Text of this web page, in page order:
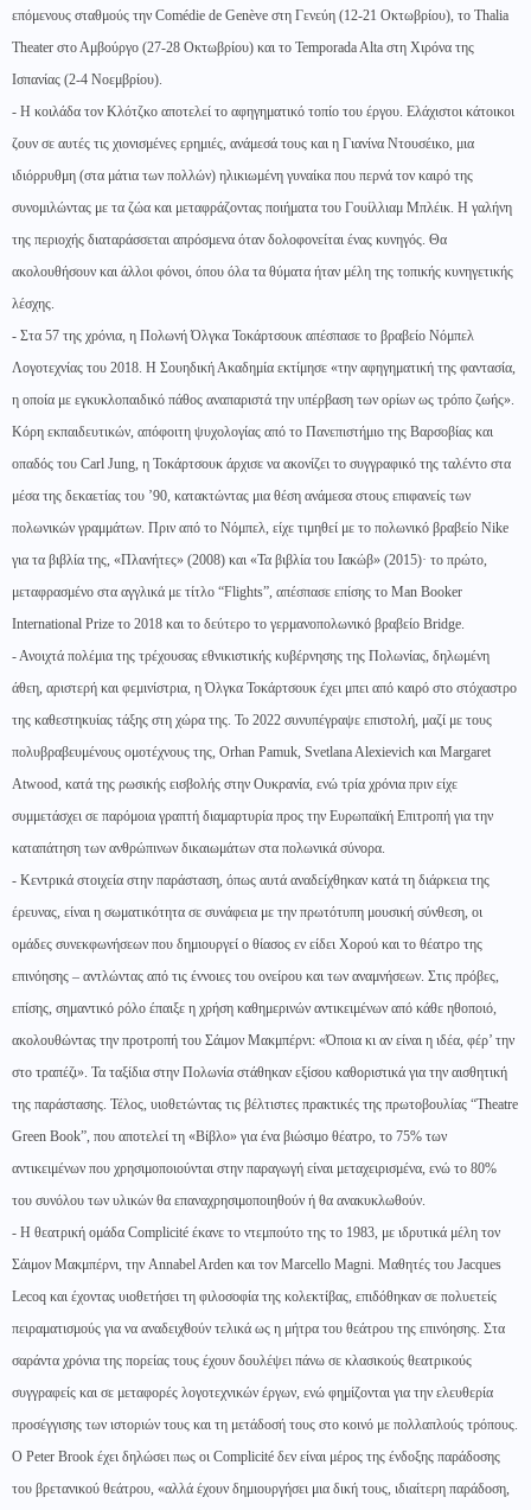
επόμενους σταθμούς την Comédie de Genève στη Γενεύη (12-21 Οκτωβρίου), το Thalia
Theater στο Αμβούργο (27-28 Οκτωβρίου) και το Temporada Alta στη Χιρόνα της
Ισπανίας (2-4 Νοεμβρίου).
- H κοιλάδα τον Κλότζκο αποτελεί το αφηγηματικό τοπίο του έργου. Ελάχιστοι κάτοικοι
ζουν σε αυτές τις χιονισμένες ερημιές, ανάμεσά τους και η Γιανίνα Ντουσέικο, μια
ιδιόρρυθμη (στα μάτια των πολλών) ηλικιωμένη γυναίκα που περνά τον καιρό της
συνομιλώντας με τα ζώα και μεταφράζοντας ποιήματα του Γουίλλιαμ Μπλέικ. Η γαλήνη
της περιοχής διαταράσσεται απρόσμενα όταν δολοφονείται ένας κυνηγός. Θα
ακολουθήσουν και άλλοι φόνοι, όπου όλα τα θύματα ήταν μέλη της τοπικής κυνηγετικής
λέσχης.
- Στα 57 της χρόνια, η Πολωνή Όλγκα Τοκάρτσουκ απέσπασε το βραβείο Νόμπελ
Λογοτεχνίας του 2018. Η Σουηδική Ακαδημία εκτίμησε «την αφηγηματική της φαντασία,
η οποία με εγκυκλοπαιδικό πάθος αναπαριστά την υπέρβαση των ορίων ως τρόπο ζωής».
Κόρη εκπαιδευτικών, απόφοιτη ψυχολογίας από το Πανεπιστήμιο της Βαρσοβίας και
οπαδός του Carl Jung, η Τοκάρτσουκ άρχισε να ακονίζει το συγγραφικό της ταλέντο στα
μέσα της δεκαετίας του ’90, κατακτώντας μια θέση ανάμεσα στους επιφανείς των
πολωνικών γραμμάτων. Πριν από το Νόμπελ, είχε τιμηθεί με το πολωνικό βραβείο Nike
για τα βιβλία της, «Πλανήτες» (2008) και «Τα βιβλία του Ιακώβ» (2015)· το πρώτο,
μεταφρασμένο στα αγγλικά με τίτλο “Flights”, απέσπασε επίσης το Man Booker
International Prize το 2018 και το δεύτερο το γερμανοπολωνικό βραβείο Bridge.
- Ανοιχτά πολέμια της τρέχουσας εθνικιστικής κυβέρνησης της Πολωνίας, δηλωμένη
άθεη, αριστερή και φεμινίστρια, η Όλγκα Τοκάρτσουκ έχει μπει από καιρό στο στόχαστρο
της καθεστηκυίας τάξης στη χώρα της. Το 2022 συνυπέγραψε επιστολή, μαζί με τους
πολυβραβευμένους ομοτέχνους της, Orhan Pamuk, Svetlana Alexievich και Margaret
Atwood, κατά της ρωσικής εισβολής στην Ουκρανία, ενώ τρία χρόνια πριν είχε
συμμετάσχει σε παρόμοια γραπτή διαμαρτυρία προς την Ευρωπαϊκή Επιτροπή για την
καταπάτηση των ανθρώπινων δικαιωμάτων στα πολωνικά σύνορα.
- Κεντρικά στοιχεία στην παράσταση, όπως αυτά αναδείχθηκαν κατά τη διάρκεια της
έρευνας, είναι η σωματικότητα σε συνάφεια με την πρωτότυπη μουσική σύνθεση, οι
ομάδες συνεκφωνήσεων που δημιουργεί ο θίασος εν είδει Χορού και το θέατρο της
επινόησης – αντλώντας από τις έννοιες του ονείρου και των αναμνήσεων. Στις πρόβες,
επίσης, σημαντικό ρόλο έπαιξε η χρήση καθημερινών αντικειμένων από κάθε ηθοποιό,
ακολουθώντας την προτροπή του Σάιμον Μακμπέρνι: «Όποια κι αν είναι η ιδέα, φέρ’ την
στο τραπέζι». Τα ταξίδια στην Πολωνία στάθηκαν εξίσου καθοριστικά για την αισθητική
της παράστασης. Τέλος, υιοθετώντας τις βέλτιστες πρακτικές της πρωτοβουλίας “Theatre
Green Book”, που αποτελεί τη «Βίβλο» για ένα βιώσιμο θέατρο, το 75% των
αντικειμένων που χρησιμοποιούνται στην παραγωγή είναι μεταχειρισμένα, ενώ το 80%
του συνόλου των υλικών θα επαναχρησιμοποιηθούν ή θα ανακυκλωθούν.
- Η θεατρική ομάδα Complicité έκανε το ντεμπούτο της το 1983, με ιδρυτικά μέλη τον
Σάιμον Μακμπέρνι, την Annabel Arden και τον Marcello Magni. Μαθητές του Jacques
Lecoq και έχοντας υιοθετήσει τη φιλοσοφία της κολεκτίβας, επιδόθηκαν σε πολυετείς
πειραματισμούς για να αναδειχθούν τελικά ως η μήτρα του θεάτρου της επινόησης. Στα
σαράντα χρόνια της πορείας τους έχουν δουλέψει πάνω σε κλασικούς θεατρικούς
συγγραφείς και σε μεταφορές λογοτεχνικών έργων, ενώ φημίζονται για την ελευθερία
προσέγγισης των ιστοριών τους και τη μετάδοσή τους στο κοινό με πολλαπλούς τρόπους.
Ο Peter Brook έχει δηλώσει πως οι Complicité δεν είναι μέρος της ένδοξης παράδοσης
του βρετανικού θεάτρου, «αλλά έχουν δημιουργήσει μια δική τους, ιδιαίτερη παράδοση,